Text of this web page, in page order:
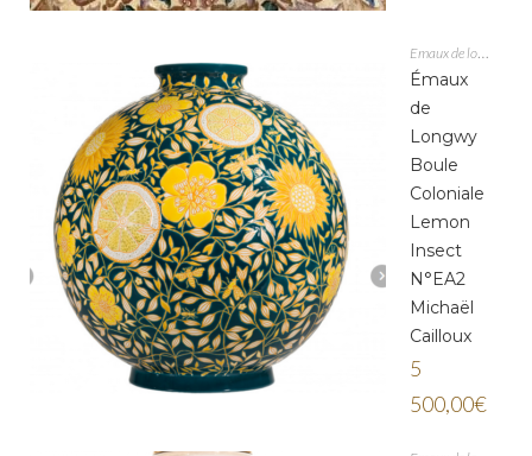
Émaux
de
Longwy
Boule
Coloniale
Lemon
Insect
N°EA2
Michaël
Cailloux
5
500,00€